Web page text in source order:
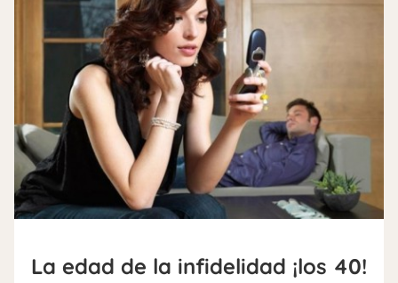
La edad de la infidelidad ¡los 40!